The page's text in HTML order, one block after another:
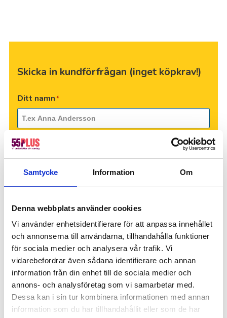
Samtycke Information Om
Denna webbplats använder cookies
Vi använder enhetsidentifierare för att anpassa innehållet
och annonserna till användarna, tillhandahålla funktioner
för sociala medier och analysera vår trafik. Vi
vidarebefordrar även sådana identifierare och annan
information från din enhet till de sociala medier och
annons- och analysföretag som vi samarbetar med.
Dessa kan i sin tur kombinera informationen med annan
information som du har tillhandahållit eller som de har
Skicka in kundförfrågan (inget köpkrav!)
Ditt namn*
Adress för uppdraget
Telefon*
E-post
Uppdragsbeskrivning